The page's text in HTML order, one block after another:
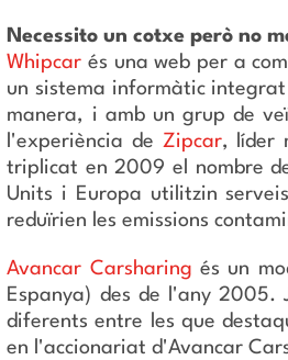
Necessito un cotxe però no
Whipcar és una web per a
un sistema informàtic
manera, i amb un grup de
l'experiència de Zipcar, líder
triplicat en 2009 el nombre
Units i Europa utilitzin
reduïrien les emissions
Avancar Carsharing és un
Espanya) des de l'any 2005.
diferents entre les que
en l'accionariat d'Avancar